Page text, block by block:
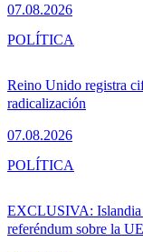
07.08.2026
Reino Unido registra
radicalización
07.08.2026
POLÍTICA
EXCLUSIVA: Islandia
referéndum sobre la UE
POLÍTICA